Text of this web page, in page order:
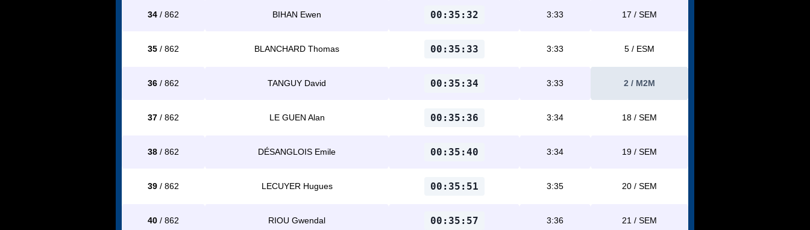
34 / 862 BIHAN Ewen 00:35:32 3:33 17 / SEM
35 / 862 BLANCHARD Thomas 00:35:33 3:33 5 / ESM
36 / 862 TANGUY David 00:35:34 3:33 2 / M2M
37 / 862 LE GUEN Alan 00:35:36 3:34 18 / SEM
38 / 862 DÉSANGLOIS Emile 00:35:40 3:34 19 / SEM
39 / 862 LECUYER Hugues 00:35:51 3:35 20 / SEM
40 / 862 RIOU Gwendal 00:35:57 3:36 21 / SEM